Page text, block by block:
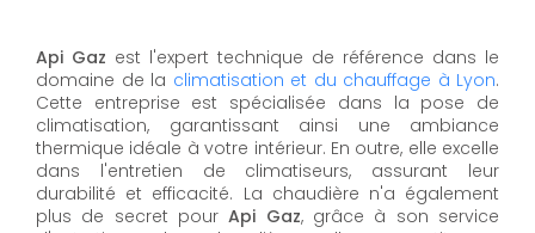
Api Gaz est l'expert technique de référence dans le
domaine de la climatisation et du chauffage à Lyon.
Cette entreprise est spécialisée dans la pose de
climatisation, garantissant ainsi une ambiance
thermique idéale à votre intérieur. En outre, elle excelle
dans l'entretien de climatiseurs, assurant leur
durabilité et efficacité. La chaudière n'a également
plus de secret pourApi Gaz, grâce à son service